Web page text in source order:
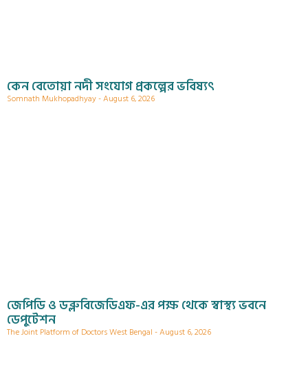
কেন বেতোয়া নদী সংযোগ প্রকল্পের ভবিষ্যৎ
Somnath Mukhopadhyay August 6, 2026
জেপিডি ও ডব্লুবিজেডিএফ-এর পক্ষ থেকে স্বাস্থ্য ভবনে
ডেপুটেশন
The Joint Platform of Doctors West Bengal August 6, 2026